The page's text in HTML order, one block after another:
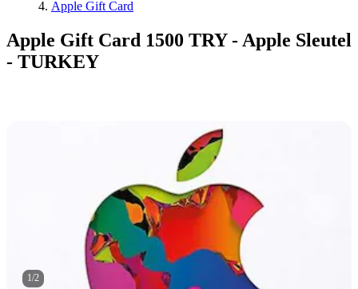
Apple Gift Card
Apple Gift Card 1500 TRY - Apple Sleutel
- TURKEY
1/2